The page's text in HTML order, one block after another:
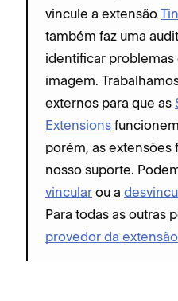
vincule a extensão
também faz uma
identificar problemas
imagem.
externos para que as
Extensions
porém, as
nosso suporte.
vincular ou a
Para todas as outras
provedor da extensão